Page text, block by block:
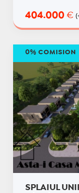
404.000 €
SPLAIUL
0% COMISION